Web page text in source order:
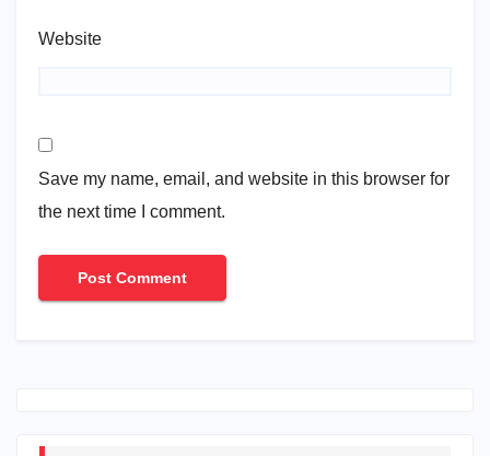
Website
Save my name, email, and website in this browser for
the next time I comment.